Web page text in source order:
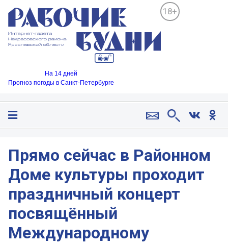
18+
На 14 дней
Прогноз погоды в Санкт-Петербурге
Прямо сейчас в Районном
Доме культуры проходит
праздничный концерт
посвящённый
Международному